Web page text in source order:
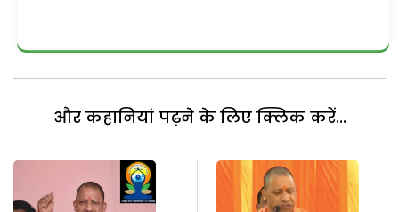
और कहानियां पढ़ने के लिए क्लिक करें...